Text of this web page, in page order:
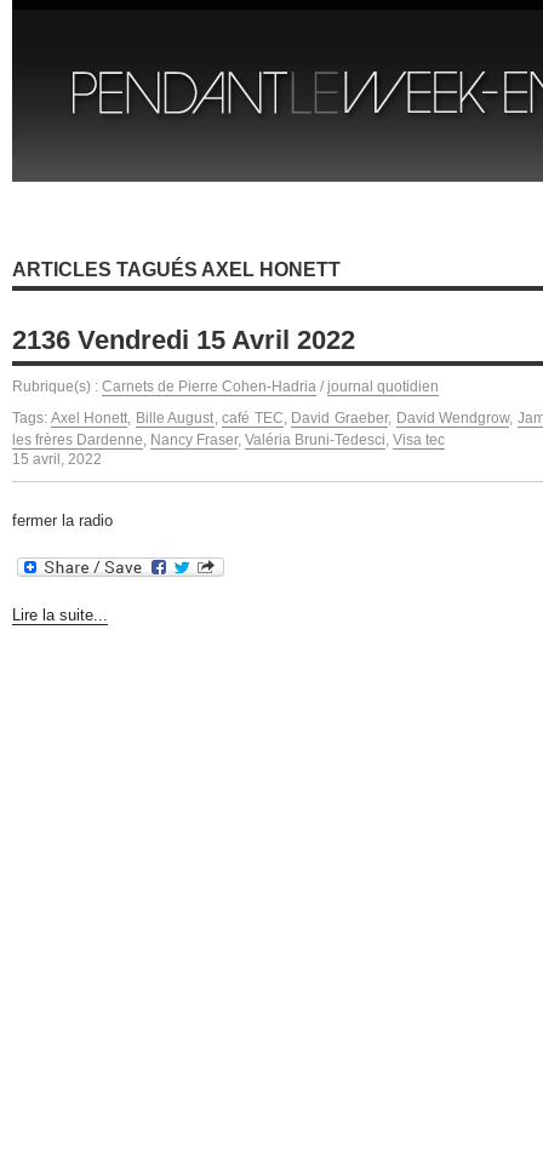
ARTICLES TAGUÉS AXEL HONETT
2136 Vendredi 15 Avril 2022
Rubrique(s) : Carnets de Pierre Cohen-Hadria / journal quotidien
Tags: Axel Honett, Bille August,café TEC, David Graeber, David Wendgrow,
les frères Dardenne, Nancy Fraser, Valéria Bruni-Tedesci, Visa tec
15 avril, 2022
fermer la radio
Lire la suite...